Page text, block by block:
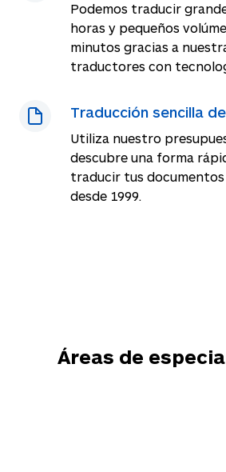
Podemos traducir
horas y pequeños
minutos gracias a
traductores con
Traducción sencilla
Utiliza nuestro
descubre una forma
traducir tus documentos
desde 1999.
Áreas de